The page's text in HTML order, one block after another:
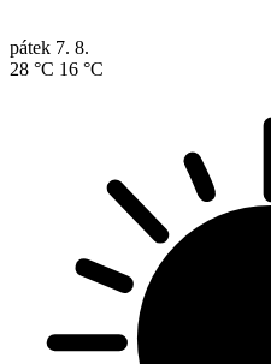
pátek 7. 8.
28 °C 16 °C